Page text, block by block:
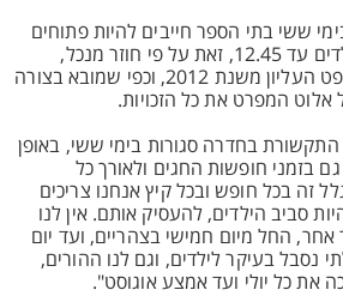
ששי בתי הספר חייבים להיות פתוחים
ולספק שעות פעילות לילדים עד 12.45, זאת על פי חוזר מנכל,
שקיבל תוקף בבית המשפט העליון משנת 2012, וכפי שמובא בצורה
אלוט המפרט את כל הזכויות.
התקשורת בחדרה סגורות בימי ששי, באופן
בזמני חופשות החגים ולאורך כל
זה בכל חופש ובכל קיץ אנחנו צריכים
סביב הילדים, להעסיק אותם. אין לנו
החל מיום חמישי בצהריים, ועד יום
נסבל בעיקר לילדים, וגם לנו ההורים,
את כל יולי ועד אמצע אוגוסט".